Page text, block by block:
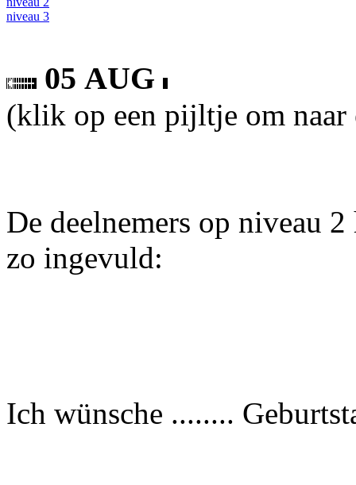
niveau 3
05 AUG
(klik op een pijltje om naar
De deelnemers op niveau
zo ingevuld:
Ich wünsche ........